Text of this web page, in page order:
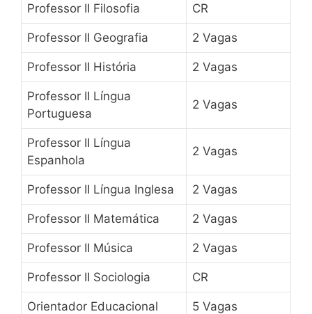
Professor II Filosofia CR
Professor II Geografia 2 Vagas
Professor II História 2 Vagas
Professor II Língua
Portuguesa
2 Vagas
Professor II Língua
Espanhola
2 Vagas
Professor II Língua Inglesa 2 Vagas
Professor II Matemática 2 Vagas
Professor II Música 2 Vagas
Professor II Sociologia CR
Orientador Educacional 5 Vagas